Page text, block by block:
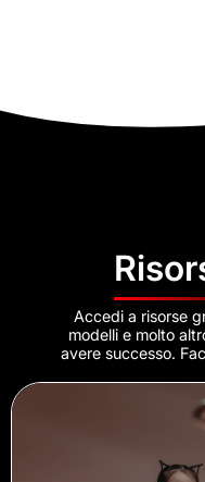
Accedi a risorse
modelli e molto
avere successo.